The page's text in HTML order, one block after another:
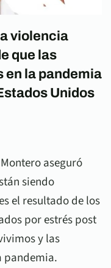
violencia
que las
en la pandemia
Unidos
aseguró
siendo
el resultado de los
por estrés post
y las
pandemia.